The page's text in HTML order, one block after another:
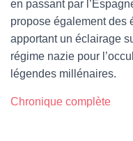
en passant par
propose également des
apportant un éclairage
régime nazie pour
légendes millénaires.
Chronique complète